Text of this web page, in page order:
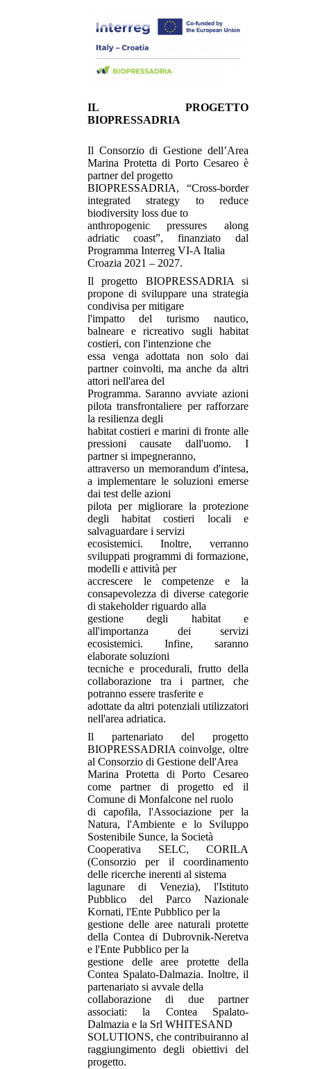
IL PROGETTO
BIOPRESSADRIA
Il Consorzio di Gestione dell’Area
Marina Protetta di Porto Cesareo è
partner del progetto
BIOPRESSADRIA, “Cross-border
integrated strategy to reduce
biodiversity loss due to
anthropogenic pressures along
adriatic coast”, finanziato dal
Programma Interreg VI-A Italia
Croazia 2021 – 2027.
Il progetto BIOPRESSADRIA si
propone di sviluppare una strategia
condivisa per mitigare
l'impatto del turismo nautico,
balneare e ricreativo sugli habitat
costieri, con l'intenzione che
essa venga adottata non solo dai
partner coinvolti, ma anche da altri
attori nell'area del
Programma. Saranno avviate azioni
pilota transfrontaliere per rafforzare
la resilienza degli
habitat costieri e marini di fronte alle
pressioni causate dall'uomo. I
partner si impegneranno,
attraverso un memorandum d'intesa,
a implementare le soluzioni emerse
dai test delle azioni
pilota per migliorare la protezione
degli habitat costieri locali e
salvaguardare i servizi
ecosistemici. Inoltre, verranno
sviluppati programmi di formazione,
modelli e attività per
accrescere le competenze e la
consapevolezza di diverse categorie
di stakeholder riguardo alla
gestione degli habitat e
all'importanza dei servizi
ecosistemici. Infine, saranno
elaborate soluzioni
tecniche e procedurali, frutto della
collaborazione tra i partner, che
potranno essere trasferite e
adottate da altri potenziali utilizzatori
nell'area adriatica.
Il partenariato del progetto
BIOPRESSADRIA coinvolge, oltre
al Consorzio di Gestione dell'Area
Marina Protetta di Porto Cesareo
come partner di progetto ed il
Comune di Monfalcone nel ruolo
di capofila, l'Associazione per la
Natura, l'Ambiente e lo Sviluppo
Sostenibile Sunce, la Società
Cooperativa SELC, CORILA
(Consorzio per il coordinamento
delle ricerche inerenti al sistema
lagunare di Venezia), l'Istituto
Pubblico del Parco Nazionale
Kornati, l'Ente Pubblico per la
gestione delle aree naturali protette
della Contea di Dubrovnik-Neretva
e l'Ente Pubblico per la
gestione delle aree protette della
Contea Spalato-Dalmazia. Inoltre, il
partenariato si avvale della
collaborazione di due partner
associati: la Contea Spalato-
Dalmazia e la Srl WHITESAND
SOLUTIONS, che contribuiranno al
raggiungimento degli obiettivi del
progetto.